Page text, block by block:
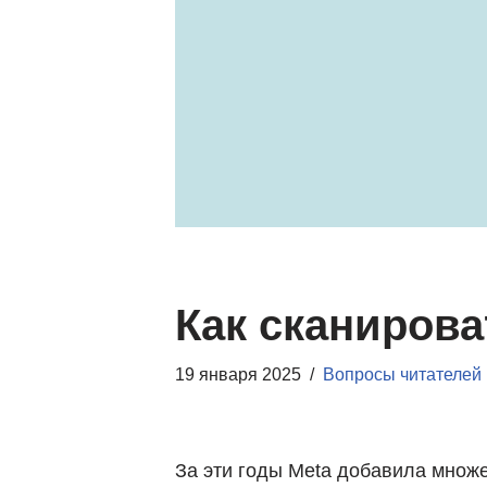
Как
19 января 2025 Вопросы читателей
За эти годы Meta добавила